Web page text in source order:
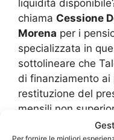
Per fornire le migliori
liquidità
chiama Cessione
Morena per i
specializzata in
sottolineare che
di finanziamento
restituzione del
mensili non
Si rivolge in